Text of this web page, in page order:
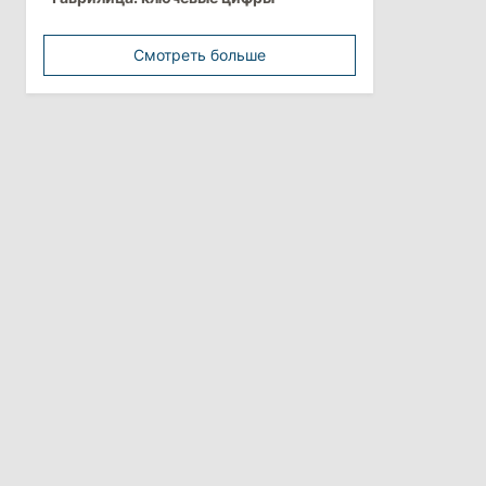
минимальной зарплатой
Политика
Анна Ревенко уходит с поста главы
Смотреть больше